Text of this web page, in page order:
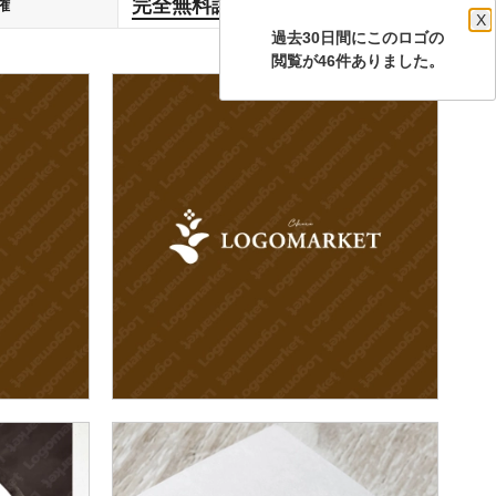
過去30日間にこのロゴの
X
閲覧が46件ありました。